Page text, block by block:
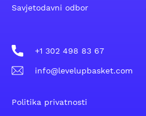
Savjetodavni odbor
+1 302 498 83 67
info@levelupbasket.com
Politika privatnosti